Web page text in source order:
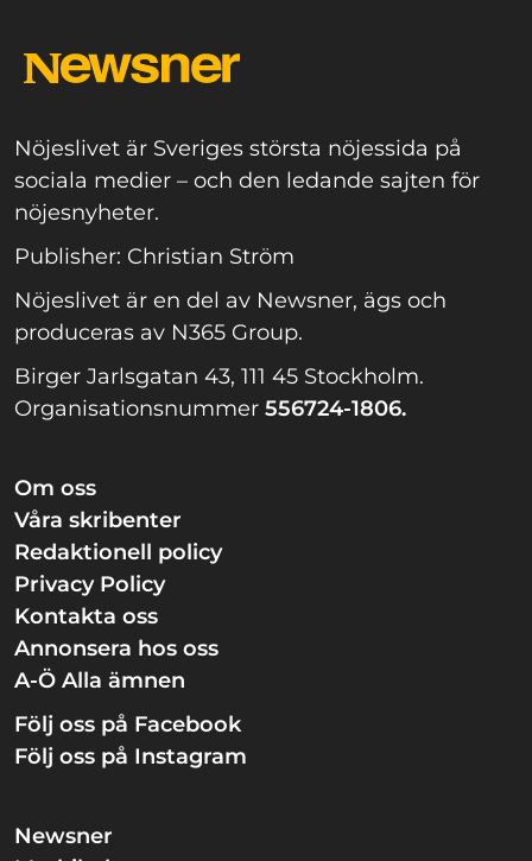
Nöjeslivet är Sveriges största nöjessida på
sociala medier – och den ledande sajten för
nöjesnyheter.
Publisher: Christian Ström
Nöjeslivet är en del av Newsner, ägs och
produceras av N365 Group.
Birger Jarlsgatan 43, 111 45 Stockholm.
Organisationsnummer 556724-1806.
Om oss
Våra skribenter
Redaktionell policy
Privacy Policy
Kontakta oss
Annonsera hos oss
A-Ö Alla ämnen
Följ oss på Facebook
Följ oss på Instagram
Newsner